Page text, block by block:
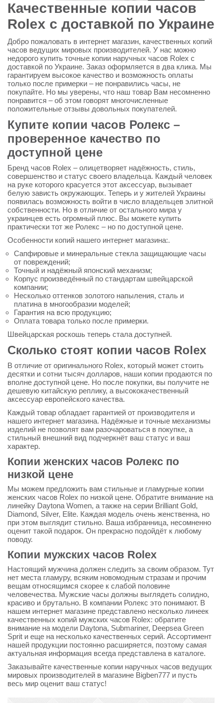
Качественные копии часов
Rolex с доставкой по Украине
Добро пожаловать в интернет магазин, качественных копий
часов ведущих мировых производителей. У нас можно
недорого купить точные копии наручных часов Rolex с
доставкой по Украине. Заказ оформляется в два клика. Мы
гарантируем высокое качество и возможность оплаты
только после примерки – не понравились часы, не
покупайте. Но мы уверены, что наш товар Вам несомненно
понравится – об этом говорят многочисленные
положительные отзывы довольных покупателей.
Купите копии часов Ролекс –
проверенное качество по
доступной цене
Бренд часов Rolex – олицетворяет надёжность, стиль,
совершенство и статус своего владельца. Каждый человек
на руке которого красуется этот аксессуар, вызывает
белую зависть окружающих. Теперь и у жителей Украины
появилась возможность войти в число владельцев элитной
собственности. Но в отличие от остального мира у
украинцев есть огромный плюс. Вы можете купить
практически тот же Ролекс – но по доступной цене.
Особенности копий нашего интернет магазина:.
Сапфировые и минеральные стекла защищающие часы
от повреждений;
Точный и надёжный японский механизм;
Корпус произведённый по стандартам швейцарской
компании;
Несколько оттенков золотого напыления, сталь и
платина в многообразии моделей;
Гарантия на всю продукцию;
Оплата товара только после примерки.
Швейцарская роскошь теперь стала доступней.
Сколько стоят копии часов Rolex
В отличие от оригинального Rolex, который может стоить
десятки и сотни тысяч долларов, наши копии продаются по
вполне доступной цене. Но после покупки, вы получите не
дешевую китайскую реплику, а высококачественный
аксессуар европейского качества.
Каждый товар обладает гарантией от производителя и
нашего интернет магазина. Надёжные и точные механизмы
изделий не позволят вам разочароваться в покупке, а
стильный внешний вид подчеркнёт ваш статус и ваш
характер.
Копии женских часов Ролекс по
низкой цене
Мы можем предложить вам стильные и гламурные копии
женских часов Rolex по низкой цене. Обратите внимание на
линейку Daytona Women, а также на серии Brilliant Gold,
Diamond, Silver, Elite. Каждая модель очень женственна, но
при этом выглядит стильно. Ваша избранница, несомненно
оценит такой подарок. Он прекрасно подойдёт к любому
поводу.
Копии мужских часов Rolex
Настоящий мужчина должен следить за своим образом. Тут
нет места гламуру, всяким новомодным стразам и прочим
вещам относящимся скорее к слабой половине
человечества. Мужские часы должны выглядеть солидно,
красиво и брутально. В компании Ролекс это понимают. В
нашем интернет магазине представлено несколько линеек
качественных копий мужских часов Rolex: обратите
внимание на модели Daytona, Submariner, Deepsea Green
Sprit и еще на несколько качественных серий. Ассортимент
нашей продукции постоянно расширяется, поэтому самая
актуальная информация всегда представлена в каталоге.
Заказывайте качественные копии наручных часов ведущих
мировых производителей в магазине Bigben777 и пусть
весь мир оценит ваш статус!